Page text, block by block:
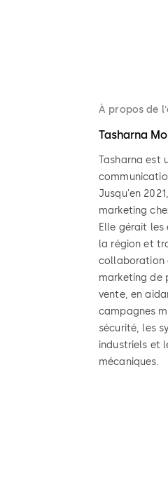
À propos de
Tasharna
Tasharna est
Jusqu'en
marketing
Elle gérait les
la région et
collaboration
marketing de
vente, en
campagnes
sécurité, les
industriels et
mécaniques.